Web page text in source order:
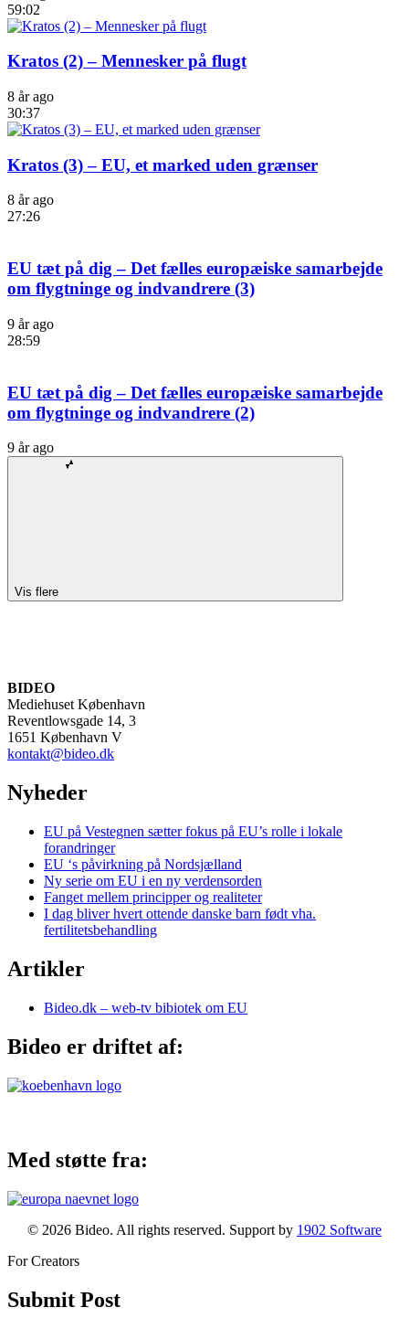
59:02
Kratos (2) – Mennesker på flugt
8 år ago
30:37
Kratos (3) – EU, et marked uden grænser
8 år ago
27:26
EU tæt på dig – Det fælles europæiske samarbejde
om flygtninge og indvandrere (3)
9 år ago
28:59
EU tæt på dig – Det fælles europæiske samarbejde
om flygtninge og indvandrere (2)
9 år ago
Vis flere
BIDEO
Mediehuset København
Reventlowsgade 14, 3
1651 København V
kontakt@bideo.dk
Nyheder
EU på Vestegnen sætter fokus på EU’s rolle i lokale
forandringer
EU ‘s påvirkning på Nordsjælland
Ny serie om EU i en ny verdensorden
Fanget mellem principper og realiteter
I dag bliver hvert ottende danske barn født vha.
fertilitetsbehandling
Artikler
Bideo.dk – web-tv bibiotek om EU
Bideo er driftet af:
Med støtte fra:
© 2026 Bideo. All rights reserved. Support by 1902 Software
For Creators
Submit Post